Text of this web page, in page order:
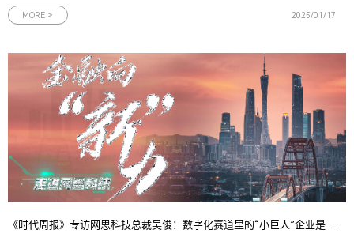
MORE > 2025/01/17
《时代周报》专访网思科技总裁吴俊：数字化赛道里的“小巨人”企业是如何炼成的？